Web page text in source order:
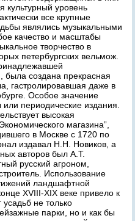
культурный уровень
все крупные
являлись музыкальными
качество и масштабы
творчество в
петербургских вельмож.
создана прекрасная
гастролировавшая даже в
Особое значение
периодические издания.
высокая
магазина”,
в Москве с 1720 по
издавал Н.Н. Новиков, а
авторов был А.Т.
русский агроном,
Использование
ландшафтной
XVIII-XIX веке привело к
усадьб не только
парки, но и как бы